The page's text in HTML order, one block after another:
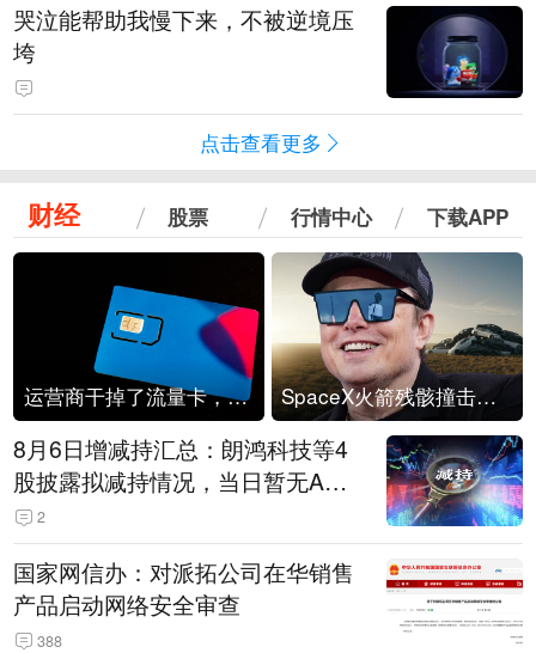
哭泣能帮助我慢下来，不被逆境压
垮
点击查看更多
财经 股票 行情中心 下载APP
运营商干掉了流量卡，他们真的玩不起了 SpaceX火箭残骸撞击月球
8月6日增减持汇总：朗鸿科技等4
股披露拟减持情况，当日暂无A股
公司披露拟增持情况（表）
2
国家网信办：对派拓公司在华销售
产品启动网络安全审查
388